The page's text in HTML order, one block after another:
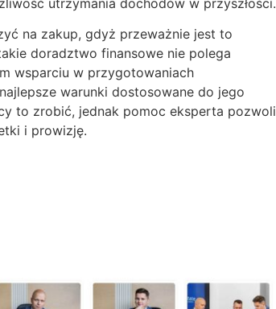
na zakup, gdyż przeważnie jest to
doradztwo finansowe nie polega
wsparciu w przygotowaniach
warunki dostosowane do jego
to zrobić, jednak pomoc eksperta pozwoli
i prowizję.